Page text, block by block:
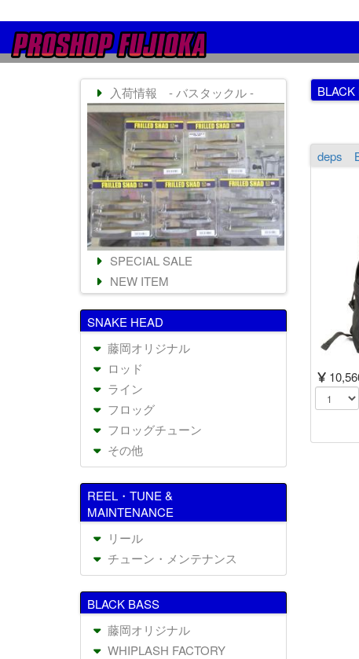
deps
入荷情報 - バスタックル -
SPECIAL SALE
NEW ITEM
SNAKE HEAD
藤岡オリジナル
ロッド
ライン
フロッグ
フロッグチューン
その他
REEL・TUNE &
MAINTENANCE
リール
チューン・メンテナンス
BLACK BASS
藤岡オリジナル
WHIPLASH FACTORY